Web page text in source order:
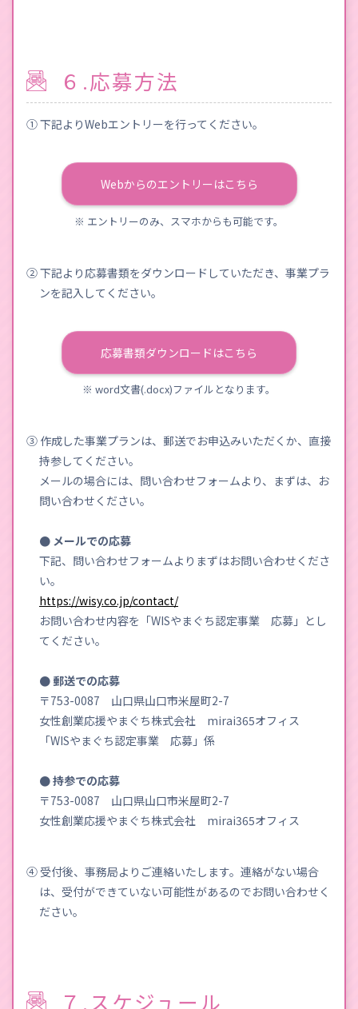
６.応募方法
① 下記よりWebエントリーを行ってください。
Webからのエントリーはこちら
※ エントリーのみ、スマホからも可能です。
② 下記より応募書類をダウンロードしていただき、事業プラ
ンを記入してください。
応募書類ダウンロードはこちら
※ word文書(.docx)ファイルとなります。
③ 作成した事業プランは、郵送でお申込みいただくか、直接
持参してください。
メールの場合には、問い合わせフォームより、まずは、お
問い合わせください。
● メールでの応募
下記、問い合わせフォームよりまずはお問い合わせくださ
い。
https://wisy.co.jp/contact/
お問い合わせ内容を「WISやまぐち認定事業 応募」とし
てください。
● 郵送での応募
〒753-0087 山口県山口市米屋町2-7
女性創業応援やまぐち株式会社 mirai365オフィス
「WISやまぐち認定事業 応募」係
● 持参での応募
〒753-0087 山口県山口市米屋町2-7
女性創業応援やまぐち株式会社 mirai365オフィス
④ 受付後、事務局よりご連絡いたします。連絡がない場合
は、受付ができていない可能性があるのでお問い合わせく
ださい。
７.スケジュール